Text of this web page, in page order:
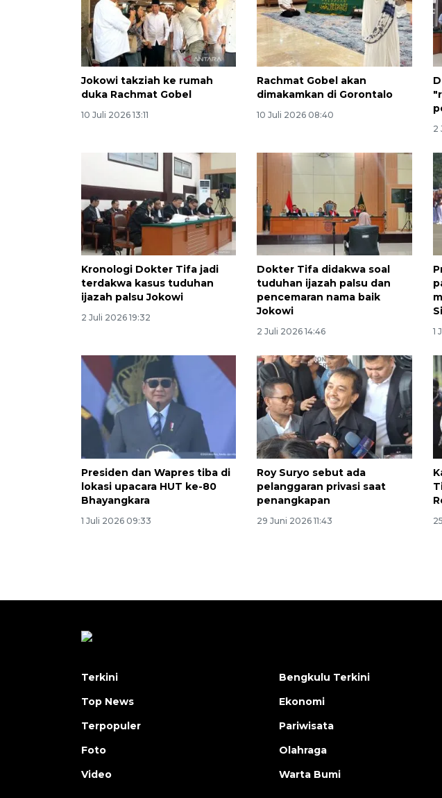
Jokowi takziah ke rumah
duka Rachmat Gobel
10 Juli 2026 13:11
Rachmat Gobel akan
dimakamkan di Gorontalo
10 Juli 2026 08:40
2
Kronologi Dokter Tifa jadi
terdakwa kasus tuduhan
ijazah palsu Jokowi
2 Juli 2026 19:32
Dokter Tifa didakwa soal
tuduhan ijazah palsu dan
pencemaran nama baik
Jokowi
2 Juli 2026 14:46 1
Presiden dan Wapres tiba di
lokasi upacara HUT ke-80
Bhayangkara
1 Juli 2026 09:33
Roy Suryo sebut ada
pelanggaran privasi saat
penangkapan
29 Juni 2026 11:43
tumbuh
2026-08-06
Terkini
Top News
Terpopuler
Foto
Video
Bengkulu Terkini
Ekonomi
Pariwisata
Olahraga
Warta Bumi